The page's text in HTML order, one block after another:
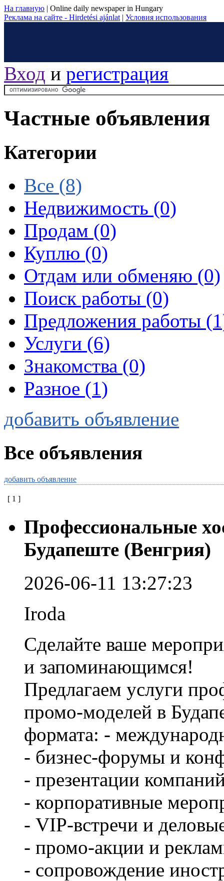
На главную | Online daily newspaper in Hungary
Реклама на сайте - Hirdetési ajánlat | Условия использования
Вход и регистрация
Частные объявления
Категории
Все (8)
Недвижимость (0)
Продам (0)
Куплю (0)
Отдам или обменяю (0)
Поиск работы (0)
Предложения работы
Услуги (6)
Знакомства (0)
Разное (1)
добавить объявление
Все объявления
добавить объявление
[ 1 ]
Профессиональные
Будапеште (Венгрия)
2026-06-11 13:27:23
Iroda
Сделайте ваше
и запоминающимся!
Предлагаем услуги
промо-моделей в
формата: -
- бизнес-форумы и
- презентации
- корпоративные
- VIP-встречи и
- промо-акции и
- сопровождение